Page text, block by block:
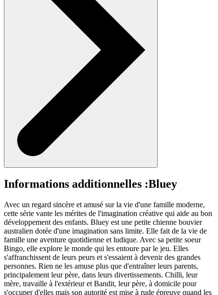
Informations additionnelles :Bluey
Avec un regard sincère et amusé sur la vie d'une famille moderne,
cette série vante les mérites de l'imagination créative qui aide au bon
développement des enfants. Bluey est une petite chienne bouvier
australien dotée d'une imagination sans limite. Elle fait de la vie de
famille une aventure quotidienne et ludique. Avec sa petite soeur
Bingo, elle explore le monde qui les entoure par le jeu. Elles
s'affranchissent de leurs peurs et s'essaient à devenir des grandes
personnes. Rien ne les amuse plus que d'entraîner leurs parents,
principalement leur père, dans leurs divertissements. Chilli, leur
mère, travaille à l'extérieur et Bandit, leur père, à domicile pour
s'occuper d'elles mais son autorité est mise à rude épreuve quand les